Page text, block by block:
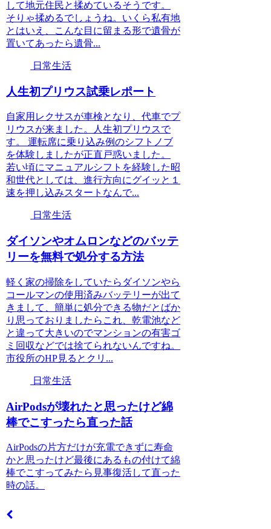
して地元住民と揉めているそうです。
そりゃ揉めるでしょうね。いくら私有地
とはいえ、こんな目に留まる形で遺骨が
置いてあったら遺骨...
日常生活
人生初プリウス試乗レポート
自家用レクサスが車検となり、代車でプ
リウスが来ました。人生初プリウスで
す。 運転席に乗り込み例のシフトノブ
を体験しましたが正直戸惑いました。
若い頃にマニュアルシフトを経験した昭
和世代としては、進行方向にグイッと１
速を押し込みスタートなんで...
日常生活
ダイソンやオムロンなどのバッテ
リーを無料で処分する方法
軽く家の掃除をしていたらダイソンやら
コールマンの使用済みバッテリーが出て
きまして、簡単に処分できる物だとばか
り思っておりましたらこれ、乾電池など
と違って大きいのでマンションの有害ゴ
ミ回収などでは捨てられないんですね。
市役所のHP見るとクリ...
日常生活
AirPodsが壊れたと思ったけど綿
棒でこすったら直った話
AirPodsの片方だけが充電できずに寿命
かと思ったけど最後にあるもの付けて綿
棒でこすってみたら見事復活して直った
時の話。